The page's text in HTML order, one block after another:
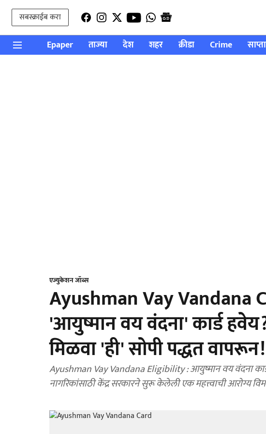
सबस्क्राईब करा
Epaper ताज्या देश शहर क्रीडा Crime
एज्युकेशन जॉब्स
Ayushman Vay Vandana
'आयुष्मान वय वंदना' कार्ड
मिळवा 'ही' सोपी पद्धत वापरून!
Ayushman Vay Vandana Eligibility : आयुष्मान वय वंदना कार्ड
नागरिकांसाठी केंद्र सरकारने सुरू केलेली एक महत्त्वाची आरोग्य